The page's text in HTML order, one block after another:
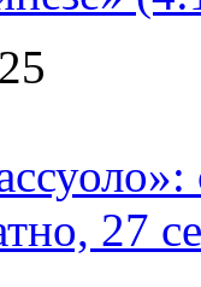
27